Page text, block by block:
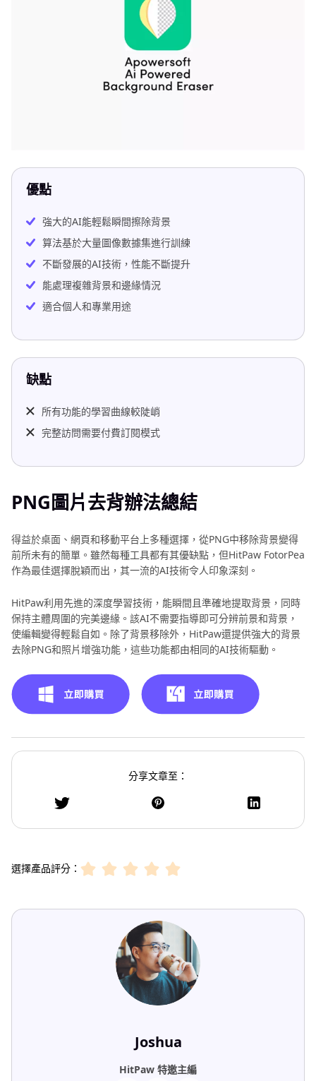
優點
強大的AI能輕鬆瞬間擦除背景
算法基於大量圖像數據集進行訓練
不斷發展的AI技術，性能不斷提升
能處理複雜背景和邊緣情況
適合個人和專業用途
缺點
所有功能的學習曲線較陡峭
完整訪問需要付費訂閱模式
PNG圖片去背辦法總結
得益於桌面、網頁和移動平台上多種選擇，從PNG中移除背景變得
前所未有的簡單。雖然每種工具都有其優缺點，但HitPaw FotorPea
作為最佳選擇脫穎而出，其一流的AI技術令人印象深刻。
HitPaw利用先進的深度學習技術，能瞬間且準確地提取背景，同時
保持主體周圍的完美邊緣。該AI不需要指導即可分辨前景和背景，
使編輯變得輕鬆自如。除了背景移除外，HitPaw還提供強大的背景
去除PNG和照片增強功能，這些功能都由相同的AI技術驅動。
分享文章至：
選擇產品評分：
Joshua
HitPaw 特邀主編